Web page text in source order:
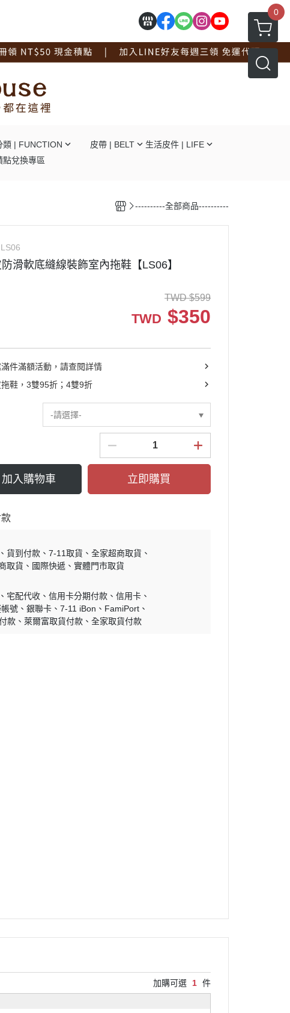
0
類 | FUNCTION 皮帶 | BELT
┕對釦
生活皮件 | LIFE
┕ 工作圍裙
┕ 面紙盒杯墊
┕ 線材捲線器
┕ 手機殼系列
點兌換專區
----------全部商品----------
LS06
滑軟底縫線裝飾室內拖鞋【LS06】
TWD $599
TWD $350
件滿額活動，請查閱詳情
鞋，3雙95折；4雙9折
-請選擇-
加入購物車 立即購買
貨到付款 7-11取貨
全家超商取貨
取貨
國際快遞
實體門市取貨
宅配代收 信用卡分期付款
信用卡
號
銀聯卡 7-11 iBon
FamiPort
款
萊爾富取貨付款 全家取貨付款
加購可選 1 件